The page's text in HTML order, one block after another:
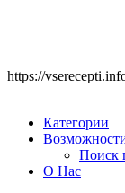
https://
Категории
Поиск
О Нас